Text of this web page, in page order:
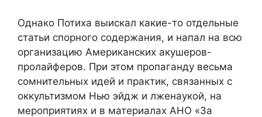
Однако Потиха выискал какие-то отдельные
статьи спорного содержания, и напал на всю
организацию Американских акушеров-
пролайферов. При этом пропаганду весьма
сомнительных идей и практик, связанных с
оккультизмом Нью эйдж и лженаукой, на
мероприятиях и в материалах АНО «За